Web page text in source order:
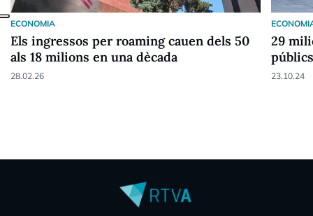
ECONOMIA
Els ingressos per roaming cauen dels 50
als 18 milions en una dècada
28.02.26
29
23.10.24